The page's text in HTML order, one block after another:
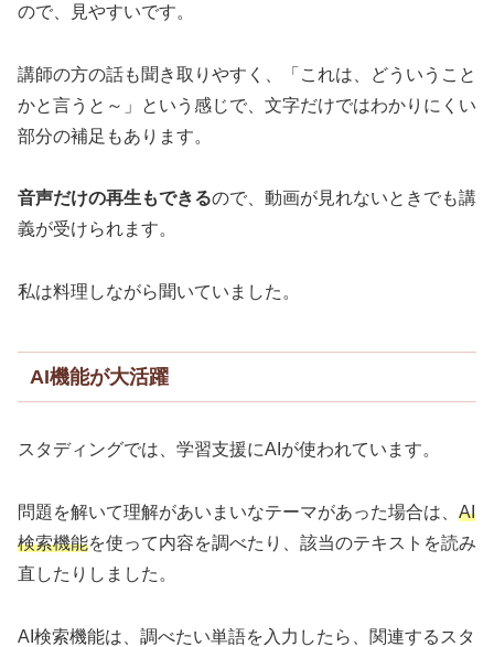
ので、見やすいです。
講師の方の話も聞き取りやすく、「これは、どういうこと
かと言うと～」という感じで、文字だけではわかりにくい
部分の補足もあります。
音声だけの再生もできるので、動画が見れないときでも講
義が受けられます。
私は料理しながら聞いていました。
AI機能が大活躍
スタディングでは、学習支援にAIが使われています。
問題を解いて理解があいまいなテーマがあった場合は、 AI
検索機能を使って内容を調べたり、該当のテキストを読み
直したりしました。
AI検索機能は、調べたい単語を入力したら、関連するスタ